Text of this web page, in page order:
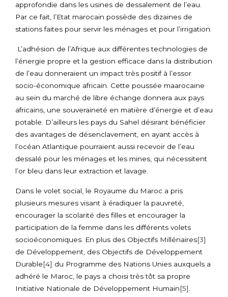
approfondie dans les usines de dessalement de l’eau.
Par ce fait, l’Etat marocain possède des dizaines de
stations faites pour servir les ménages et pour l’irrigation.
L’adhésion de l’Afrique aux différentes technologies de
l’énergie propre et la gestion efficace dans la distribution
de l’eau donneraient un impact très positif à l’essor
socio-économique africain. Cette poussée maarocaine
au sein du marché de libre échange donnera aux pays
africains, une souveraineté en matière d’énergie et d’eau
potable. D’ailleurs les pays du Sahel désirant bénéficier
des avantages de désenclavement, en ayant accès à
l’océan Atlantique pourraient aussi recevoir de l’eau
dessalé pour les ménages et les mines, qui nécessitent
l’or bleu dans leur extraction et lavage.
Dans le volet social, le Royaume du Maroc a pris
plusieurs mesures visant à éradiquer la pauvreté,
encourager la scolarité des filles et encourager la
participation de la femme dans les différents volets
socioéconomiques. En plus des Objectifs Millénaires[3]
de Développement, des Objectifs de Développement
Durable[4] du Programme des Nations Unies auxquels a
adhéré le Maroc, le pays a choisi très tôt sa propre
Initiative Nationale de Développement Humain[5]